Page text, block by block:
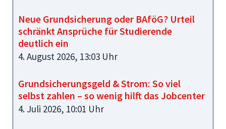
Neue Grundsicherung oder BAföG? Urteil
schränkt Ansprüche für Studierende
deutlich ein
4. August 2026, 13:03 Uhr
Grundsicherungsgeld & Strom: So viel
selbst zahlen – so wenig hilft das Jobcenter
4. Juli 2026, 10:01 Uhr